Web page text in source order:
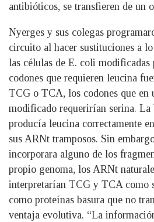
antibióticos, se transfieren de un
Nyerges y sus colegas
circuito al hacer sustituciones a
las células de E. coli modificadas
codones que requieren leucina
TCG o TCA, los codones que en
modificado requerirían serina. La
producía leucina correctamente
sus ARNt tramposos. Sin
incorporara alguno de los
propio genoma, los ARNt
interpretarían TCG y TCA como
como proteínas basura que no
ventaja evolutiva. “La